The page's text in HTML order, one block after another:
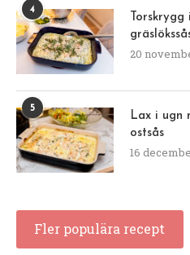
4
20
5
Lax i ugn
ostsås
16
Fler populära recept